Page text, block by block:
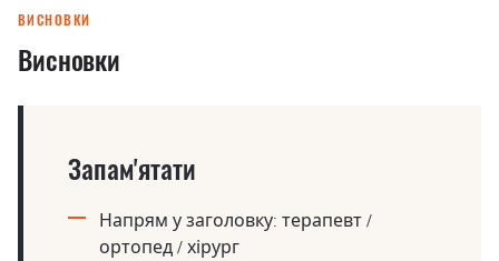
ВИСНОВКИ
Висновки
Запам'ятати
Напрям у заголовку: терапевт /
ортопед / хірург